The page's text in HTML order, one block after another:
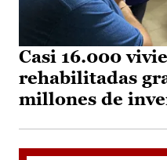
Casi 16.000
rehabilitadas
millones de